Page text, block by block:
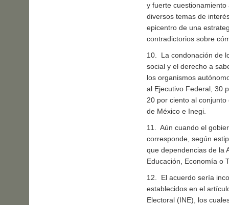
y fuerte
diversos temas de
epicentro de una
contradictorios sobre
10. La condonación de
social y el derecho a
los organismos
al Ejecutivo Federal, 30
20 por ciento al
de México e Inegi.
11. Aún cuando el
corresponde, según
que dependencias de la
Educación, Economía o
12. El acuerdo sería
establecidos en el
Electoral (INE), los